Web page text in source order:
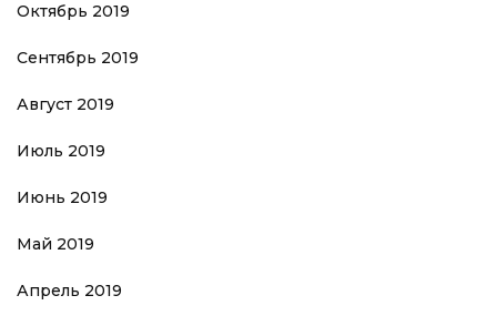
Октябрь 2019
Сентябрь 2019
Август 2019
Июль 2019
Июнь 2019
Май 2019
Апрель 2019